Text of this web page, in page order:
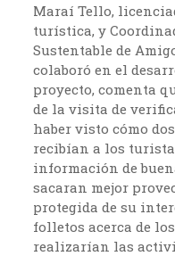
Maraí Tello,
turística, y
Sustentable de
colaboró en el
proyecto, comenta
de la visita de
haber visto cómo
recibían a los
información de
sacaran mejor
protegida de su
folletos acerca de
realizarían las